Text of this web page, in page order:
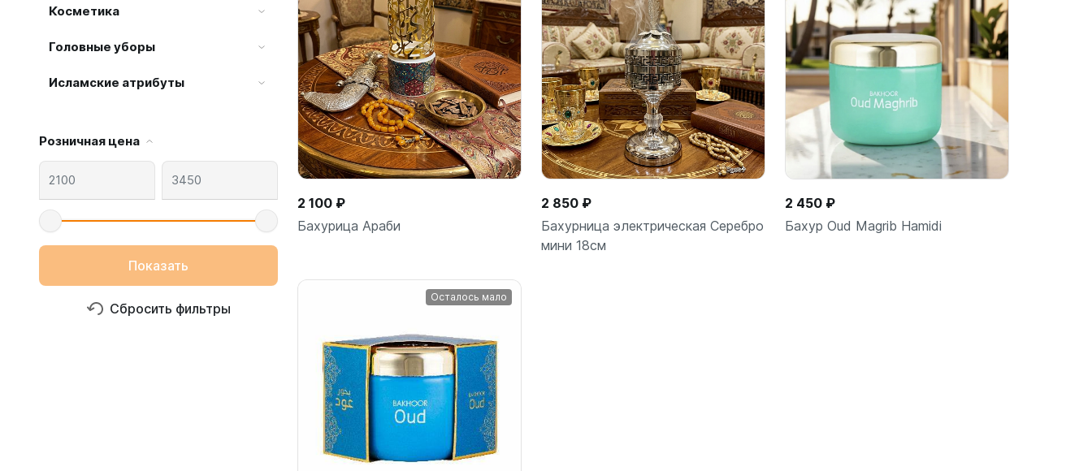
Косметика
Головные уборы
Исламские атрибуты
Розничная цена
Показать
Сбросить фильтры
шт В корзину шт В корзину шт В корзину
шт В корзину
2 100 ₽
Бахурица Араби
2 850 ₽
Бахурница электрическая Серебро
мини 18см
2 450 ₽
Бахур Oud Magrib Hamidi
Осталось мало